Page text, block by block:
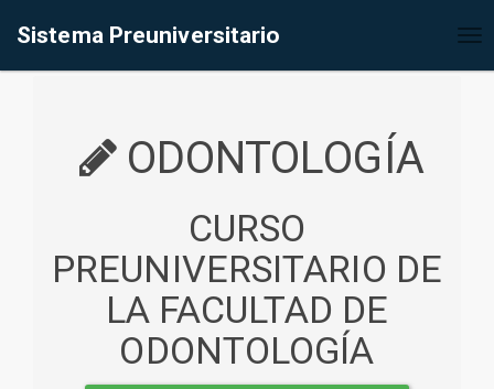
Sistema Preuniversitario
ODONTOLOGÍA
CURSO
PREUNIVERSITARIO DE
LA FACULTAD DE
ODONTOLOGÍA